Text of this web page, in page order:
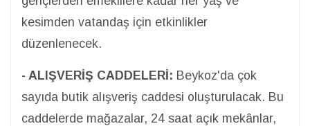
kesimden vatandaş için etkinlikler
düzenlenecek.
- ALIŞVERİŞ CADDELERİ: Beykoz'da çok
sayıda butik alışveriş caddesi oluşturulacak. Bu
caddelerde mağazalar, 24 saat açık mekânlar,